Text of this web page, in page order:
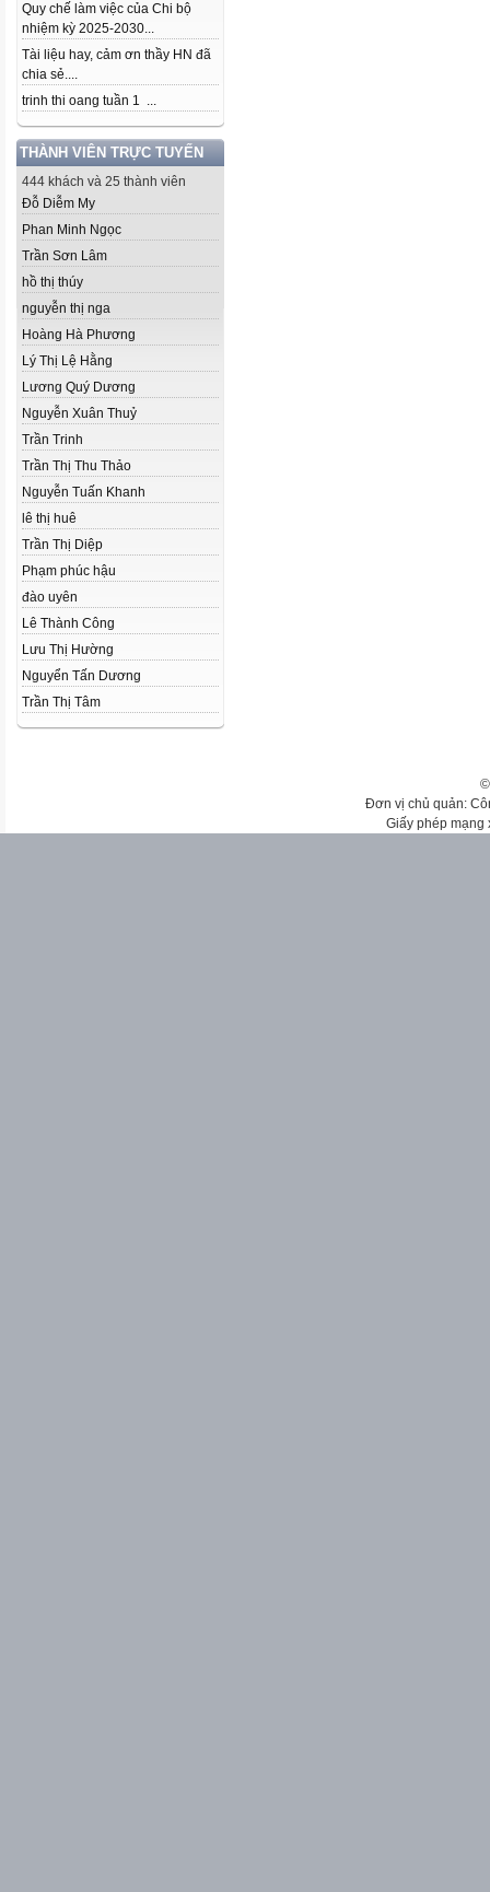
Quy chế làm việc của Chi bộ
nhiệm kỳ 2025-2030...
Tài liệu hay, cảm ơn thầy HN đã
chia sẻ....
trinh thi oang tuần 1 ...
THÀNH VIÊN TRỰC TUYẾN
444 khách và 25 thành viên
Đỗ Diễm My
Phan Minh Ngọc
Trần Sơn Lâm
hồ thị thúy
nguyễn thị nga
Hoàng Hà Phương
Lý Thị Lệ Hằng
Lương Quý Dương
Nguyễn Xuân Thuỷ
Trần Trinh
Trần Thị Thu Thảo
Nguyễn Tuấn Khanh
lê thị huê
Trần Thị Diệp
Phạm phúc hậu
đào uyên
Lê Thành Công
Lưu Thị Hường
Nguyển Tấn Dương
Trần Thị Tâm
Đơn vị chủ quản:
Giấy phép mạng